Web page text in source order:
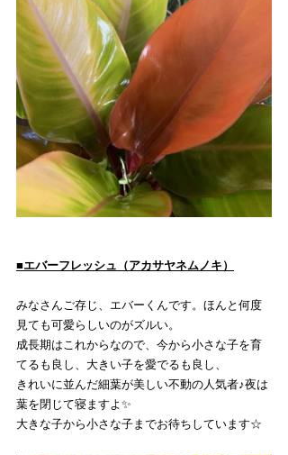
■エバーフレッシュ（アカサヤネムノキ）
みなさんご存じ、エバーくんです。ほんと何度
見ても可愛らしいのがズルい。
成長期はこれからなので、今から小さな子を育
てるも良し、大きい子を愛でるも良し、
きれいに並んだ細葉が美しい不動の人気者♪夜は
葉を閉じて寝ますよ✨
大きな子から小さな子までお待ちしています☆